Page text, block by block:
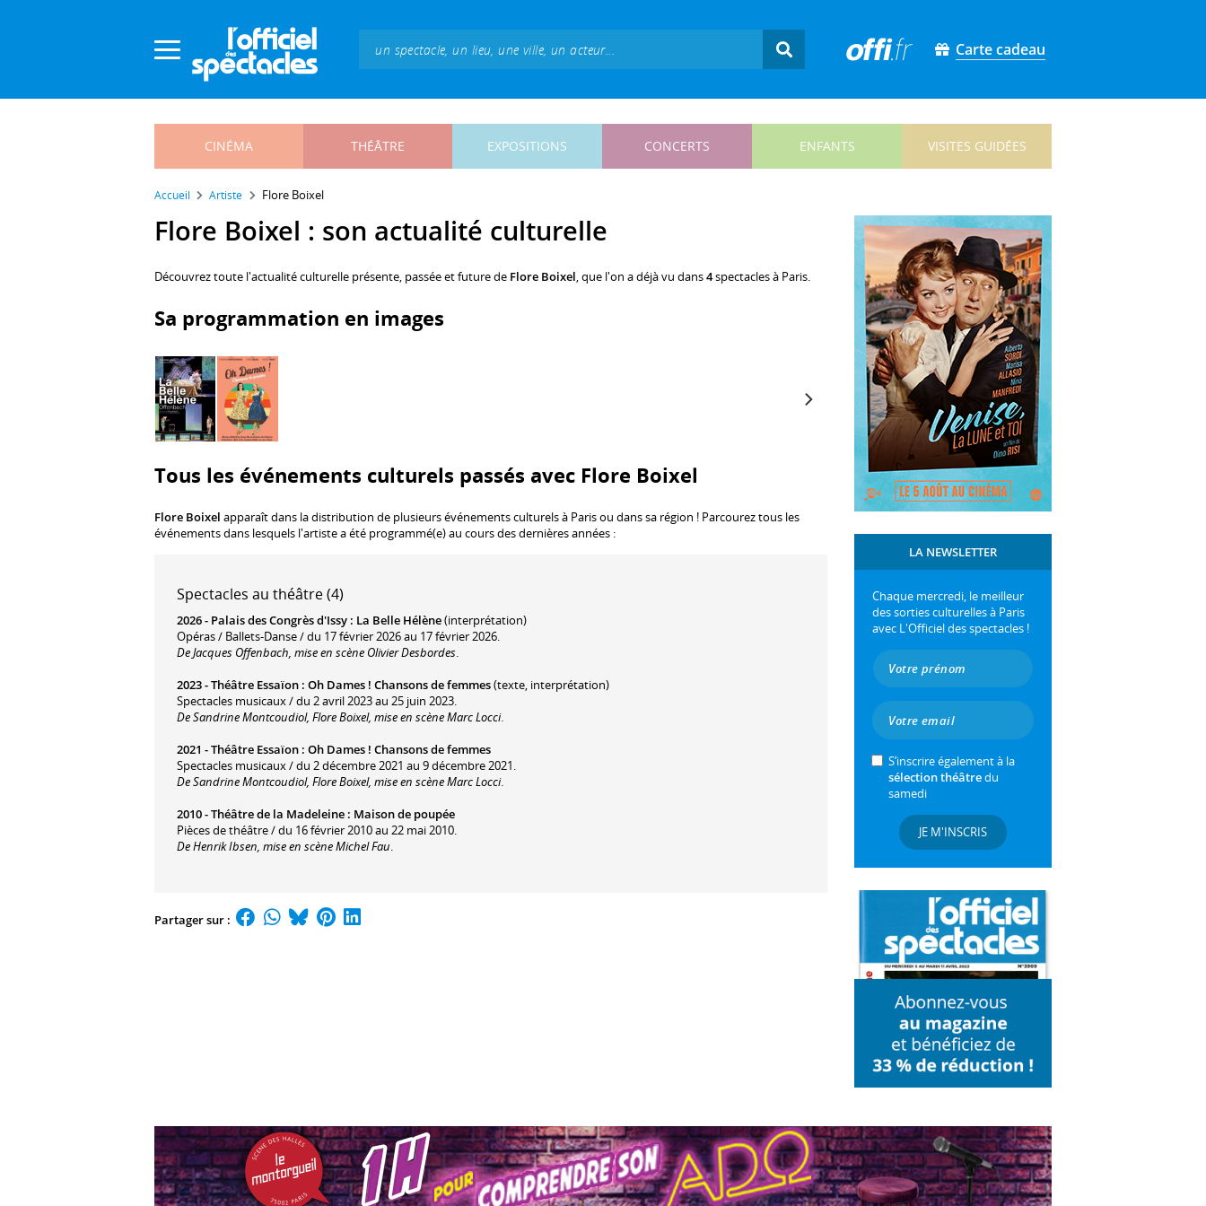
Carte cadeau
CINÉMA THÉÂTRE EXPOSITIONS CONCERTS ENFANTS VISITES GUIDÉES
Accueil Artiste Flore Boixel
Flore Boixel : son actualité culturelle
Découvrez toute l'actualité culturelle présente, passée et future de Flore Boixel, que l'on a déjà vu dans4spectacles à Paris.
Sa programmation en images
Tous les événements culturels passés avec Flore Boixel
Flore Boixel apparaît dans la distribution de plusieurs événements culturels à Paris ou dans sa région ! Parcourez tous les
événements dans lesquels l'artiste a été programmé(e) au cours des dernières années :
Spectacles au théâtre (4)
2026 - Palais des Congrès d'Issy : La Belle Hélène(interprétation)
Opéras / Ballets-Danse / du 17 février 2026 au 17 février 2026.
De Jacques Offenbach, mise en scène Olivier Desbordes.
2023 -Théâtre Essaïon : Oh Dames ! Chansons de femmes(texte, interprétation)
Spectacles musicaux / du 2 avril 2023 au 25 juin 2023.
De Sandrine Montcoudiol, Flore Boixel, mise en scène Marc Locci.
2021 -Théâtre Essaïon : Oh Dames ! Chansons de femmes
Spectacles musicaux / du 2 décembre 2021 au 9 décembre 2021.
De Sandrine Montcoudiol, Flore Boixel, mise en scène Marc Locci.
2010 -Théâtre de la Madeleine : Maison de poupée
Pièces de théâtre / du 16 février 2010 au 22 mai 2010.
De Henrik Ibsen, mise en scène Michel Fau.
Partager sur :
LA NEWSLETTER
Chaque mercredi, le meilleur
des sorties culturelles à Paris
avec L'Officiel des spectacles !
S’inscrire également à la
sélection théâtredu
samedi
JE M'INSCRIS